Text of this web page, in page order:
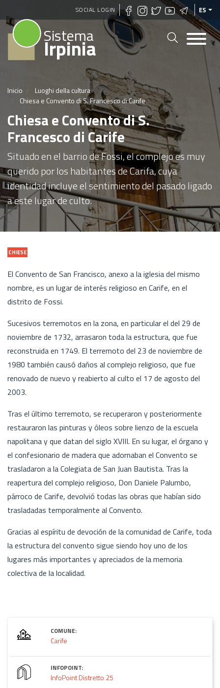
Pasar
al
contenido
principal
SOCIAL LOGIN ES
Sistema
Irpinia
Inicio
Luoghi della cultura
Chiesa e Convento di S. Francesco di Carife
Chiesa e Convento di S.
Francesco di Carife
Situado en el barrio de Fossi, el complejo es muy
querido por los habitantes de Carifa, cuya
identidad incluye el sentimiento del pasado ligado
a este lugar de culto.
CHIESE
El Convento de San Francisco, anexo a la iglesia del mismo
nombre, es un lugar de interés religioso en Carife, en el
distrito de Fossi.
Sucesivos terremotos en la zona, en particular el del 29 de
noviembre de 1732, arrasaron toda la estructura, que fue
reconstruida en 1749. El terremoto del 23 de noviembre de
1980 también causó daños al complejo religioso, que fue
renovado de nuevo y reabierto al culto el 17 de agosto del
2003.
Tras el último terremoto, se recuperaron y posteriormente
restauraron las pinturas y óleos sobre lienzo de la escuela
napolitana y que datan del siglo XVIII. En su lugar, el órgano y
el confesionario de madera que adornaban el Convento se
trasladaron a la Colegiata de San Juan Bautista. Tras la
reapertura del complejo religioso, Don Daniele Palumbo,
párroco de Carife, devolvió todas las obras que habían sido
trasladadas temporalmente al Convento.
Gracias al espíritu de devoción de la comunidad de Carife, toda
la estructura del convento sigue siendo hoy uno de los
lugares más importantes y apreciados de la memoria
colectiva de la localidad.
COMUNE:
Carife
INFOPOINT:
InfoPoint Distretto 25